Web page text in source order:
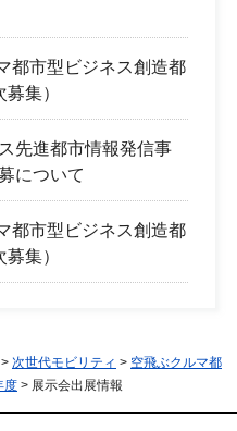
都市型ビジネス創造都
集）
先進都市情報発信事
について
都市型ビジネス創造都
集）
> 次世代モビリティ > 空飛ぶクルマ都
度 > 展示会出展情報